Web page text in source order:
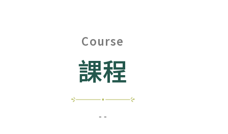
Course
課程
- -